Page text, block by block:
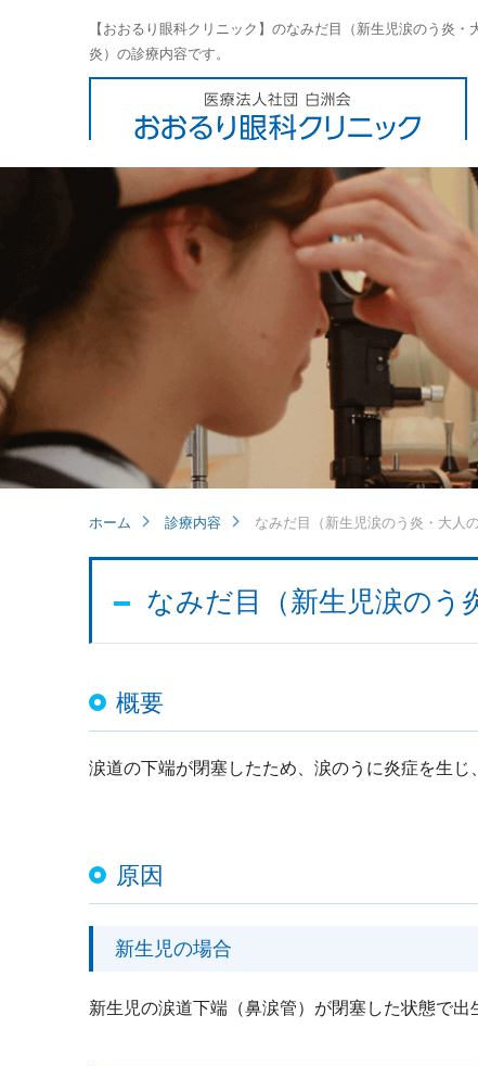
【おおるり眼科クリニック】のなみだ目（新生児涙のう炎・
炎）の診療内容です。
ホーム 診療内容 なみだ目（新生児涙のう炎・大人
なみだ目（新生児涙のう
概要
涙道の下端が閉塞したため、涙のうに炎症を生じ
原因
新生児の場合
新生児の涙道下端（鼻涙管）が閉塞した状態で